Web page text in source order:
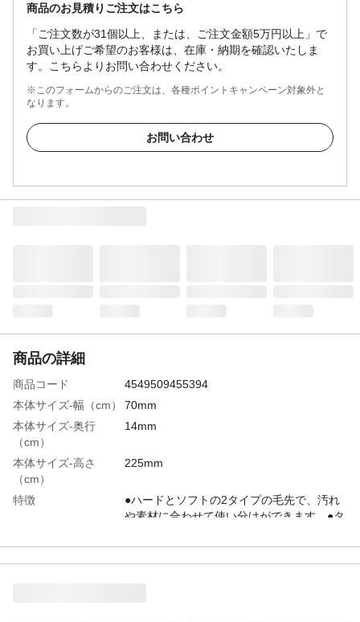
商品のお見積りご注文はこちら
「ご注文数が31個以上、または、ご注文金額5万円以上」で
お買い上げご希望のお客様は、在庫・納期を確認いたしま
す。こちらよりお問い合わせください。
※このフォームからのご注文は、各種ポイントキャンペーン対象外と
なります。
お問い合わせ
商品の詳細
商品コード
4549509455394
本体サイズ-幅（cm）
70mm
本体サイズ-奥行
（cm）
14mm
本体サイズ-高さ
（cm）
225mm
特徴
●ハードとソフトの2タイプの毛先で、汚れ
や素材に合わせて使い分けができます。●タ
いやすい形状です。●柄が持ちやすい形状で
す。